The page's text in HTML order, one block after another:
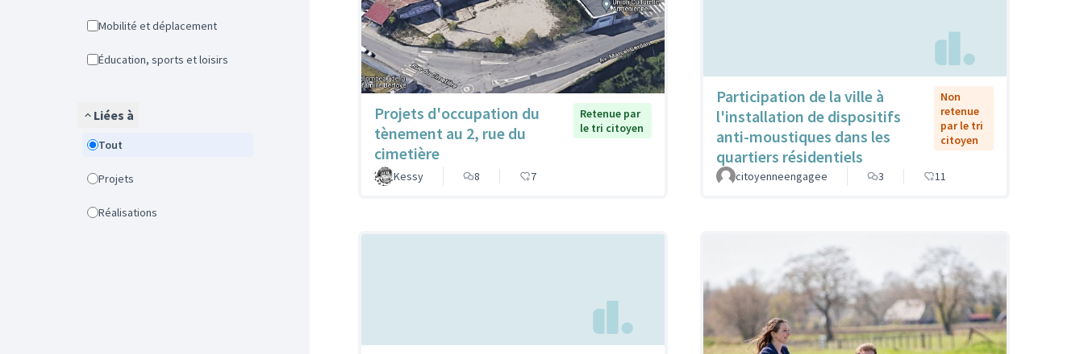
Mobilité et déplacement
Éducation, sports et loisirs
Liées à
Tout
Projets
Réalisations
Projets d'occupation du
tènement au 2, rue du
cimetière
Retenue par
le tri citoyen
Kessy 8 7
Participation de la ville à
l'installation de dispositifs
anti-moustiques dans les
quartiers résidentiels
Non
retenue
par le tri
citoyen
citoyenneengagee 3 11